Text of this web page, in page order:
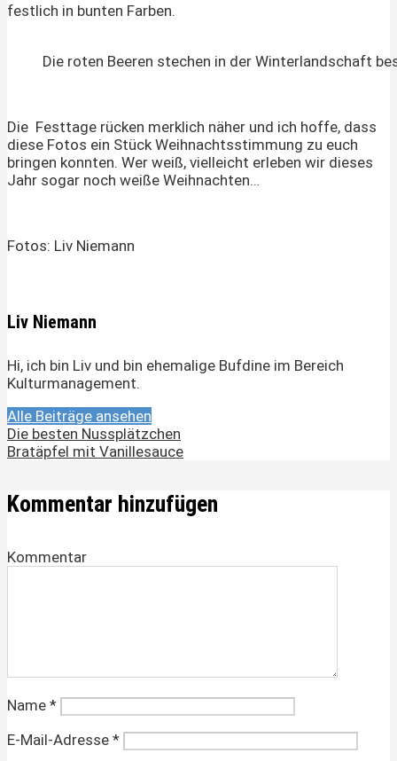
festlich in bunten Farben.
Die roten Beeren stechen in der Winterlandschaft
Die Festtage rücken merklich näher und ich hoffe, dass
diese Fotos ein Stück Weihnachtsstimmung zu euch
bringen konnten. Wer weiß, vielleicht erleben wir dieses
Jahr sogar noch weiße Weihnachten…
Fotos: Liv Niemann
Liv Niemann
Hi, ich bin Liv und bin ehemalige Bufdine im Bereich
Kulturmanagement.
Alle Beiträge ansehen
Die besten Nussplätzchen
Bratäpfel mit Vanillesauce
Kommentar hinzufügen
Kommentar
Name *
E-Mail-Adresse *